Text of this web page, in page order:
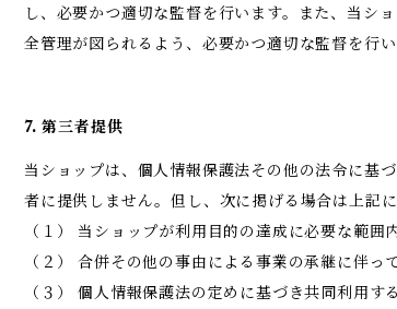
し、必要かつ適切な監督を行います。また、当シ
全管理が図られるよう、必要かつ適切な監督を行い
7. 第三者提供
当ショップは、個人情報保護法その他の法令に基
者に提供しません。但し、次に掲げる場合は上記
（１） 当ショップが利用目的の達成に必要な範
（２） 合併その他の事由による事業の承継に伴っ
（３） 個人情報保護法の定めに基づき共同利用す